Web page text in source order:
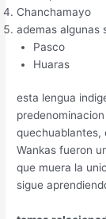
Chanchamayo
ademas algunas
Pasco
Huaras
esta lengua
quechuablantes,
Wankas fueron
que muera la
sigue